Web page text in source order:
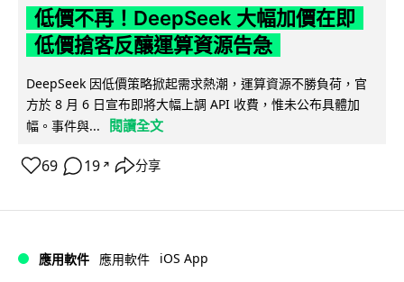
低價不再！DeepSeek 大幅加價在即
低價搶客反釀運算資源告急
DeepSeek 因低價策略掀起需求熱潮，運算資源不勝負荷，官
方於 8 月 6 日宣布即將大幅上調 API 收費，惟未公布具體加
幅。事件與...
閱讀全文
69 19 ↗ 分享
應用軟件 應用軟件 iOS App